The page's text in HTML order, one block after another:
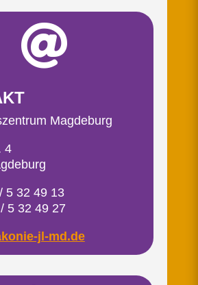

Magdeburg
4
5 32 49 13
5 32 49 27
jl-md.de